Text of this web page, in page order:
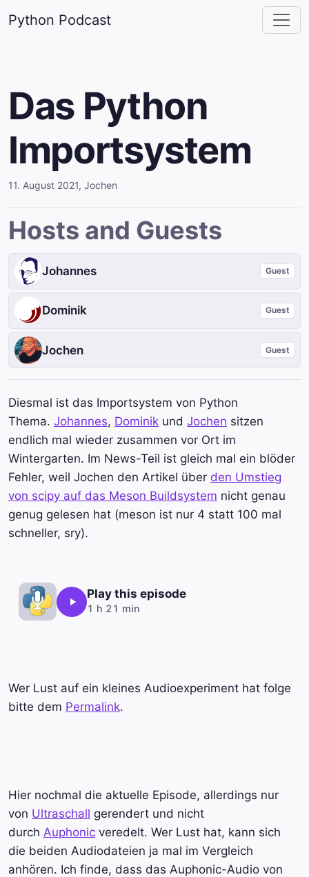
Python Podcast
Das Python
Importsystem
11. August 2021, Jochen
Hosts and Guests
Johannes Guest
Dominik Guest
Jochen Guest
Diesmal ist das Importsystem von Python
Thema. Johannes, Dominik und Jochen sitzen
endlich mal wieder zusammen vor Ort im
Wintergarten. Im News-Teil ist gleich mal ein blöder
Fehler, weil Jochen den Artikel über den Umstieg
von scipy auf das Meson Buildsystem nicht genau
genug gelesen hat (meson ist nur 4 statt 100 mal
schneller, sry).
Play this episode
1 h 21 min
Wer Lust auf ein kleines Audioexperiment hat folge
bitte dem Permalink.
Hier nochmal die aktuelle Episode, allerdings nur
von Ultraschall gerendert und nicht
durch Auphonic veredelt. Wer Lust hat, kann sich
die beiden Audiodateien ja mal im Vergleich
anhören. Ich finde, dass das Auphonic-Audio von